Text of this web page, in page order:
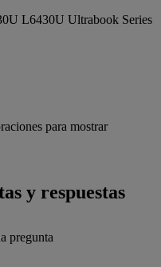
L6430U Ultrabook Series
para mostrar
y respuestas
pregunta